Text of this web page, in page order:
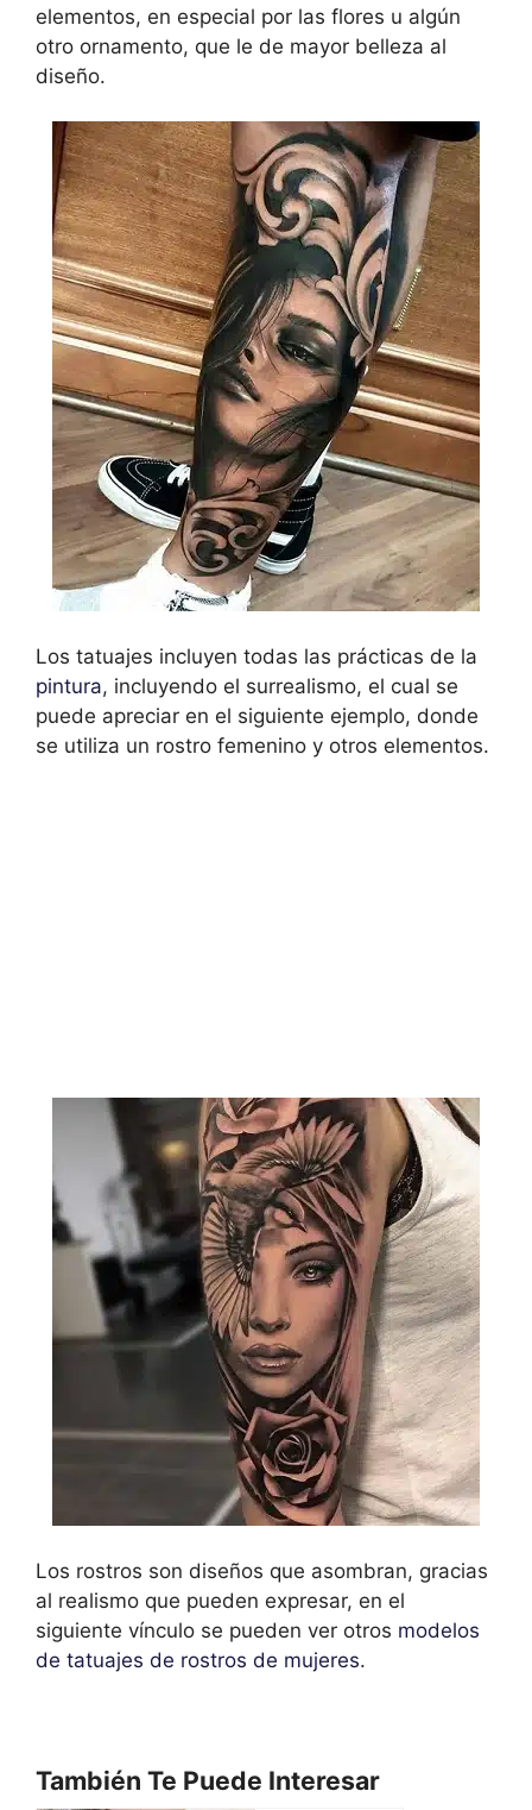
elementos, en especial por las flores u algún
otro ornamento, que le de mayor belleza al
diseño.
Los tatuajes incluyen todas las prácticas de la
pintura, incluyendo el surrealismo, el cual se
puede apreciar en el siguiente ejemplo, donde
se utiliza un rostro femenino y otros elementos.
Los rostros son diseños que asombran, gracias
al realismo que pueden expresar, en el
siguiente vínculo se pueden ver otros modelos
de tatuajes de rostros de mujeres.
También Te Puede Interesar